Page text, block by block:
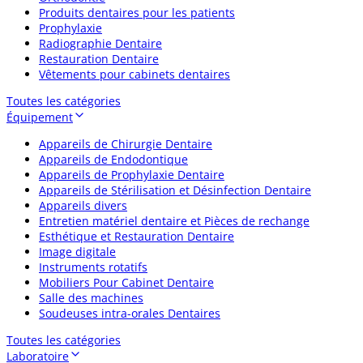
Produits dentaires pour les patients
Prophylaxie
Radiographie Dentaire
Restauration Dentaire
Vêtements pour cabinets dentaires
Toutes les catégories
Équipement
Appareils de Chirurgie Dentaire
Appareils de Endodontique
Appareils de Prophylaxie Dentaire
Appareils de Stérilisation et Désinfection Dentaire
Appareils divers
Entretien matériel dentaire et Pièces de rechange
Esthétique et Restauration Dentaire
Image digitale
Instruments rotatifs
Mobiliers Pour Cabinet Dentaire
Salle des machines
Soudeuses intra-orales Dentaires
Toutes les catégories
Laboratoire